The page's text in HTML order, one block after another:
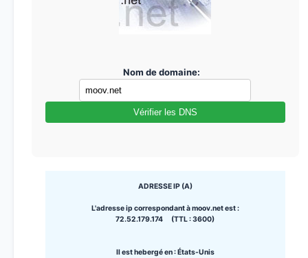
Nom de domaine:
Vérifier les DNS
ADRESSE IP (A)
L'adresse ip correspondant à moov.net est :
72.52.179.174 (TTL : 3600)
Il est hebergé en : États-Unis